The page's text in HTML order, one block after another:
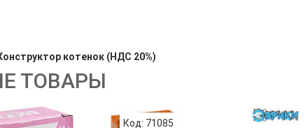
котенок (НДС 20%)
ТОВАРЫ
Код: 71085